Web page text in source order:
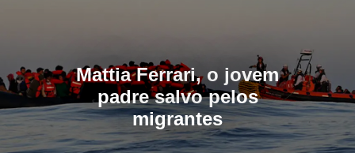
Mattia Ferrari, o jovem
padre salvo pelos
migrantes